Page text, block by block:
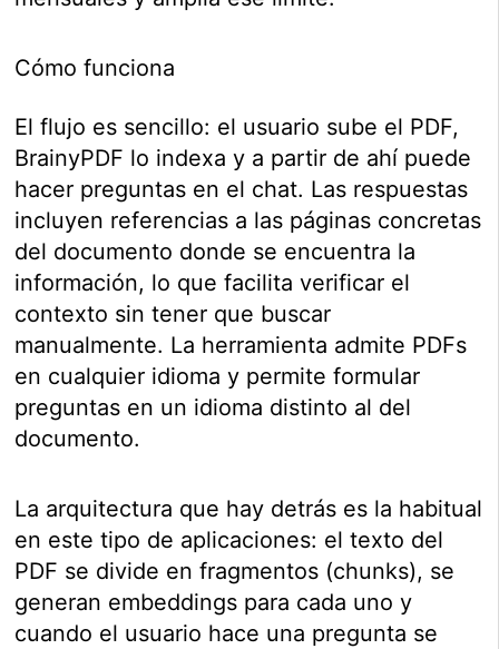
Cómo funciona
El flujo es sencillo: el usuario sube el PDF,
BrainyPDF lo indexa y a partir de ahí puede
hacer preguntas en el chat. Las respuestas
incluyen referencias a las páginas concretas
del documento donde se encuentra la
información, lo que facilita verificar el
contexto sin tener que buscar
manualmente. La herramienta admite PDFs
en cualquier idioma y permite formular
preguntas en un idioma distinto al del
documento.
La arquitectura que hay detrás es la habitual
en este tipo de aplicaciones: el texto del
PDF se divide en fragmentos (chunks), se
generan embeddings para cada uno y
cuando el usuario hace una pregunta se